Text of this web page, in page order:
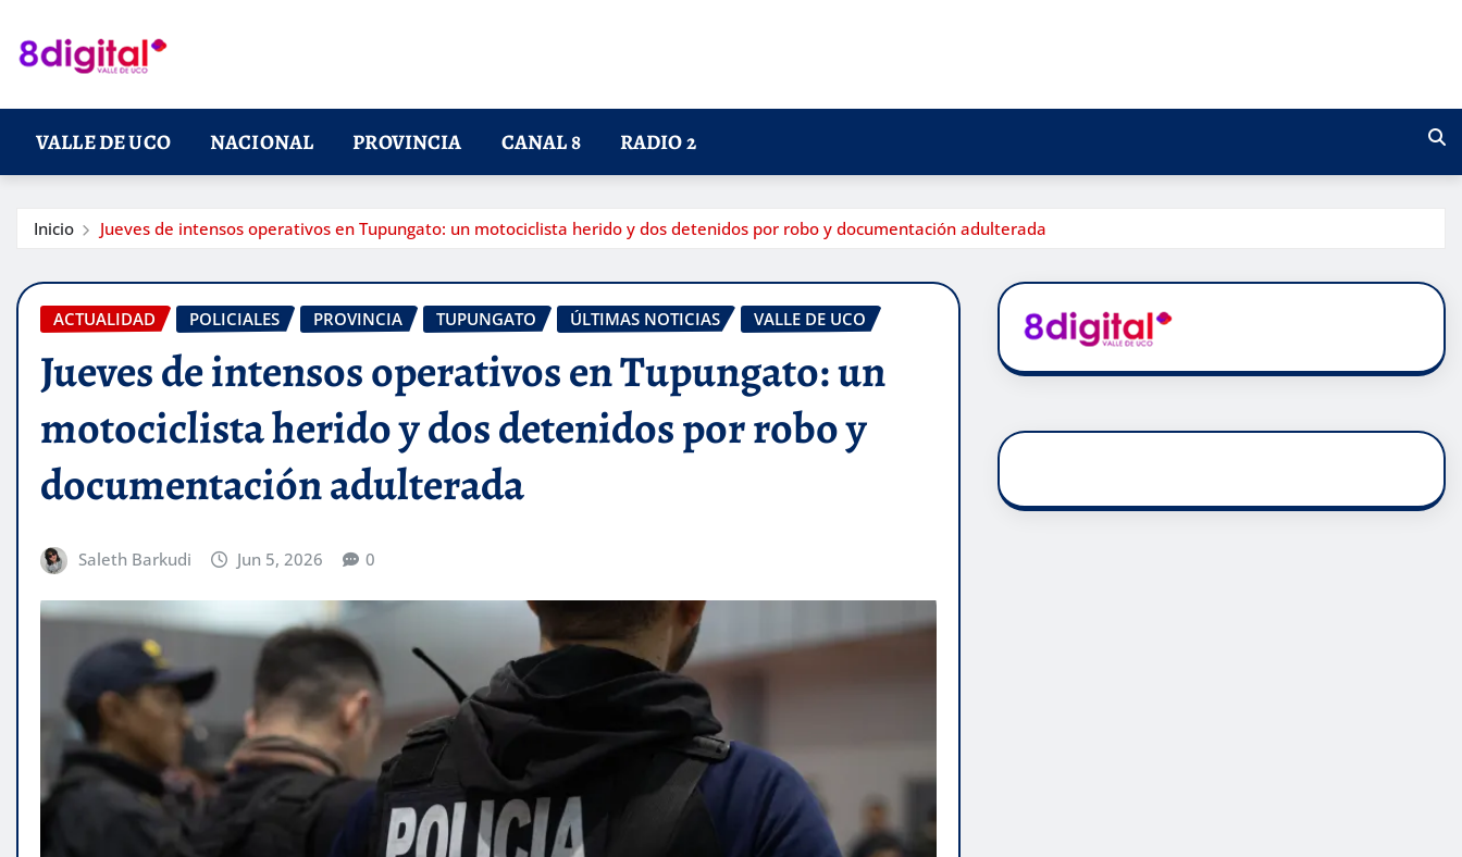
contenido
VALLE DE UCO NACIONAL PROVINCIA CANAL 8 RADIO 2
Inicio Jueves de intensos operativos en Tupungato: un motociclista herido y dos detenidos por robo y documentación adulterada
ACTUALIDAD POLICIALES PROVINCIA TUPUNGATO ÚLTIMAS NOTICIAS VALLE DE UCO
Jueves de intensos operativos en Tupungato: un
motociclista herido y dos detenidos por robo y
documentación adulterada
Saleth Barkudi Jun 5, 2026 0